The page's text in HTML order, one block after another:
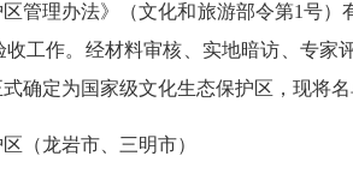
管理办法》（文化和旅游部令第1号）
工作。经材料审核、实地暗访、专家
确定为国家级文化生态保护区，现将名
（龙岩市、三明市）